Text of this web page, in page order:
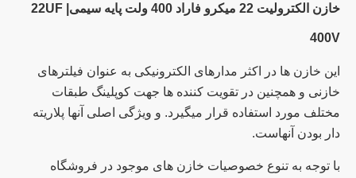
خازن الکترولیت 22 میکرو فاراد 400 ولت پایه سیمی | 22UF
400V
این خازن ها در اکثر مدارهای الکترونیکی به عنوان فیلترهای
خازنی و همچنین در تقویت کننده ها جهت کوپلینگ طبقات
مختلف مورد استفاده قرار میگیرد. و ویژگی اصلی آنها پلاریته
دار بودن آنهاست.
با توجه به تنوع خصوصیات خازن های موجود در فروشگاه